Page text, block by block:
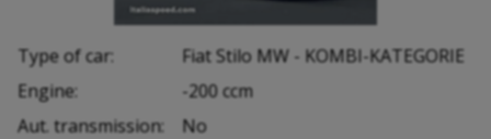
Type of car:
Fiat Stilo MW - KOMBI-KATEGORIE
Engine:
-200 ccm
Aut. transmission:
No